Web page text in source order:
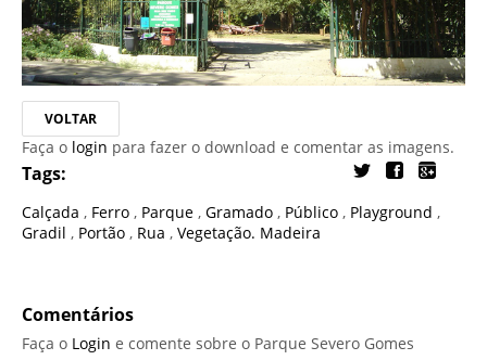
VOLTAR
Faça o login para fazer o download e comentar as imagens.
Tags:
Calçada , Ferro , Parque , Gramado , Público , Playground ,
Gradil , Portão , Rua , Vegetação. Madeira
Comentários
Faça o Login e comente sobre o Parque Severo Gomes